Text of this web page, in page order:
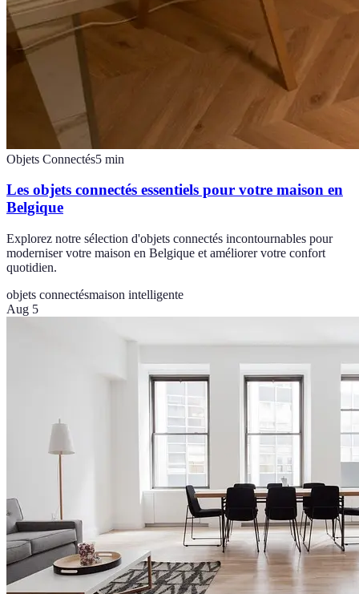
Objets Connectés5 min
Les objets connectés essentiels pour votre maison en
Belgique
Explorez notre sélection d'objets connectés incontournables pour
moderniser votre maison en Belgique et améliorer votre confort
quotidien.
objets connectésmaison intelligente
Aug 5